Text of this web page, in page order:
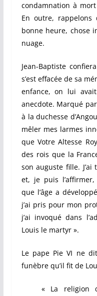
condamnation à mort
En outre, rappelons
bonne heure, chose
nuage.
Jean-Baptiste
s’est effacée de sa
enfance, on lui
anecdote. Marqué
à la duchesse
mêler mes larmes
que Votre Altesse
des rois que la
son auguste fille.
et, je puis
que l’âge a
j’ai pris pour mon
j’ai invoqué dans
Louis le martyr ».
Le pape Pie VI ne
funèbre qu’il fit de
« La religion